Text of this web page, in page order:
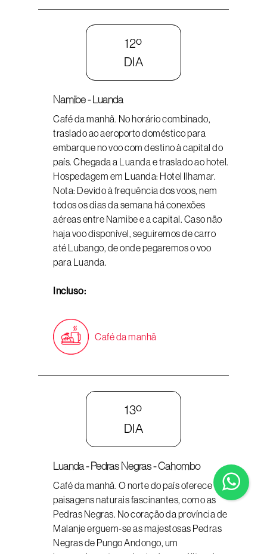
12º
DIA
Namibe - Luanda
Café da manhã. No horário combinado,
traslado ao aeroporto doméstico para
embarque no voo com destino à capital do
país. Chegada a Luanda e traslado ao hotel.
Hospedagem em Luanda: Hotel Ilhamar.
Nota: Devido à frequência dos voos, nem
todos os dias da semana há conexões
aéreas entre Namibe e a capital. Caso não
haja voo disponível, seguiremos de carro
até Lubango, de onde pegaremos o voo
para Luanda.
Incluso:
Café da manhã
13º
DIA
Luanda - Pedras Negras - Cahombo
Café da manhã. O norte do país oferece
paisagens naturais fascinantes, como as
Pedras Negras. No coração da província de
Malanje erguem-se as majestosas Pedras
Negras de Pungo Andongo, um